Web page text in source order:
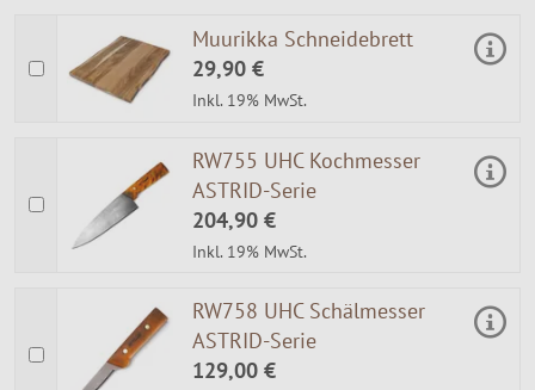
Muurikka Schneidebrett
29,90 €
Inkl. 19% MwSt.
RW755 UHC Kochmesser
ASTRID-Serie
204,90 €
Inkl. 19% MwSt.
RW758 UHC Schälmesser
ASTRID-Serie
129,00 €